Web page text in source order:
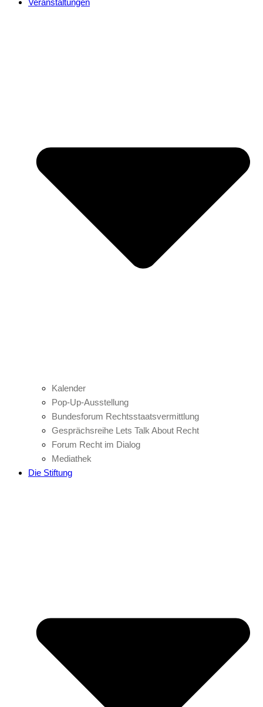
Veranstaltungen
Kalender
Pop-Up-Ausstellung
Bundesforum Rechtsstaatsvermittlung
Gesprächsreihe Lets Talk About Recht
Forum Recht im Dialog
Mediathek
Die Stiftung